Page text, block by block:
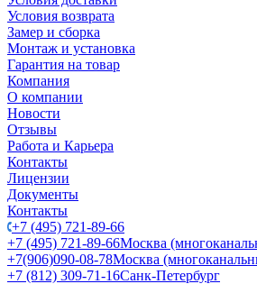
Условия возврата
Замер и сборка
Монтаж и установка
Гарантия на товар
Компания
О компании
Новости
Отзывы
Работа и Карьера
Контакты
Лицензии
Документы
Контакты
+7 (495) 721-89-66
+7 (495) 721-89-66Москва
+7(906)090-08-78Москва
+7 (812) 309-71-16Санк-Петербург